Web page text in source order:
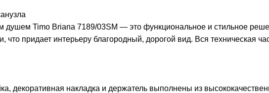
душем Timo Briana 7189/03SM — это функциональное и стильное
придает интерьеру благородный, дорогой вид. Вся техническая
декоративная накладка и держатель выполнены из